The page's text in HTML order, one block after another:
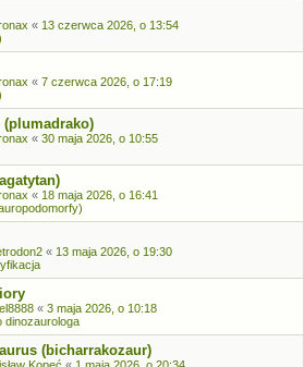
« 13 czerwca 2026, o 13:54
« 7 czerwca 2026, o 17:19
« 30 maja 2026, o 10:55
« 18 maja 2026, o 16:41
« 13 maja 2026, o 19:30
« 3 maja 2026, o 10:18
dinozaurologa
(bicharrakozaur)
Kopeć « 1 maja 2026, o 20:34